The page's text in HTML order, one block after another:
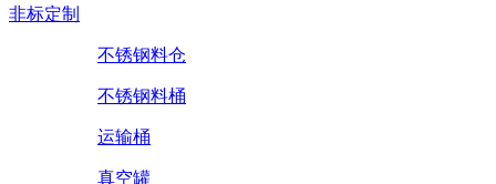
非标定制
不锈钢料仓
不锈钢料桶
运输桶
真空罐